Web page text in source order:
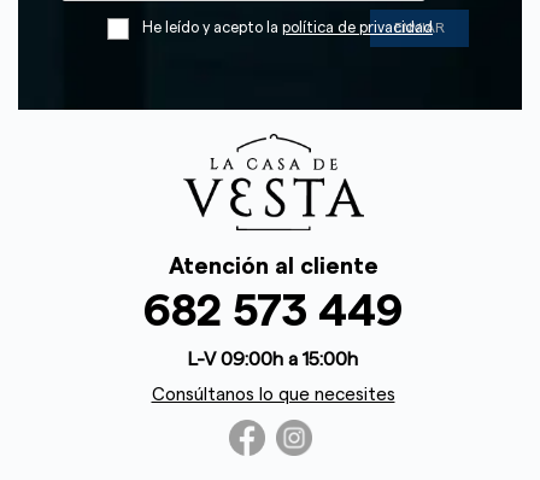
He leído y acepto la política de privacidad
Atención al cliente
682 573 449
L-V 09:00h a 15:00h
Consúltanos lo que necesites